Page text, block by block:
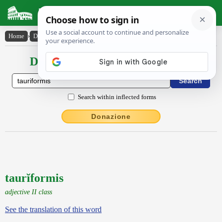
Latin Dictionary
Home › Declensions / Conjugations › taurĭformis
Declensions / Conjugations latin
Search within inflected forms
Donazione
taurĭformis
adjective II class
See the translation of this word